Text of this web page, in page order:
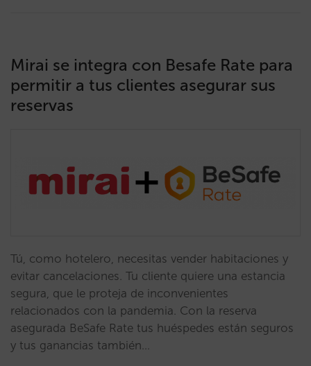
Mirai se integra con Besafe Rate para
permitir a tus clientes asegurar sus
reservas
Tú, como hotelero, necesitas vender habitaciones y
evitar cancelaciones. Tu cliente quiere una estancia
segura, que le proteja de inconvenientes
relacionados con la pandemia. Con la reserva
asegurada BeSafe Rate tus huéspedes están seguros
y tus ganancias también…